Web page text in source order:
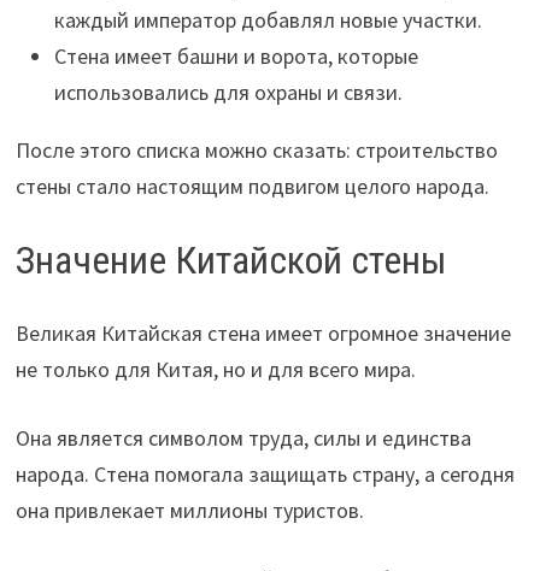
каждый император добавлял новые участки.
Стена имеет башни и ворота, которые
использовались для охраны и связи.
После этого списка можно сказать: строительство
стены стало настоящим подвигом целого народа.
Значение Китайской стены
Великая Китайская стена имеет огромное значение
не только для Китая, но и для всего мира.
Она является символом труда, силы и единства
народа. Стена помогала защищать страну, а сегодня
она привлекает миллионы туристов.